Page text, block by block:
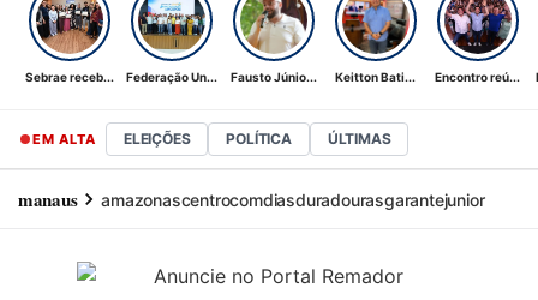
Sebrae receb... Federação Un... Fausto Júnio... Keitton Bati... Encontro reú...
EM ALTA ELEIÇÕES POLÍTICA ÚLTIMAS
manaus amazonascentrocomdiasduradourasgarantejunior